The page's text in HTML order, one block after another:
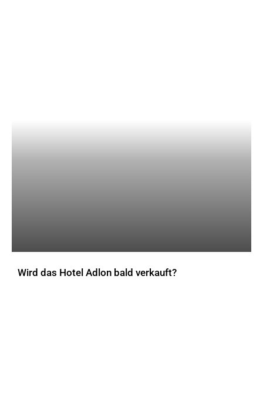
Wird das Hotel Adlon bald verkauft?